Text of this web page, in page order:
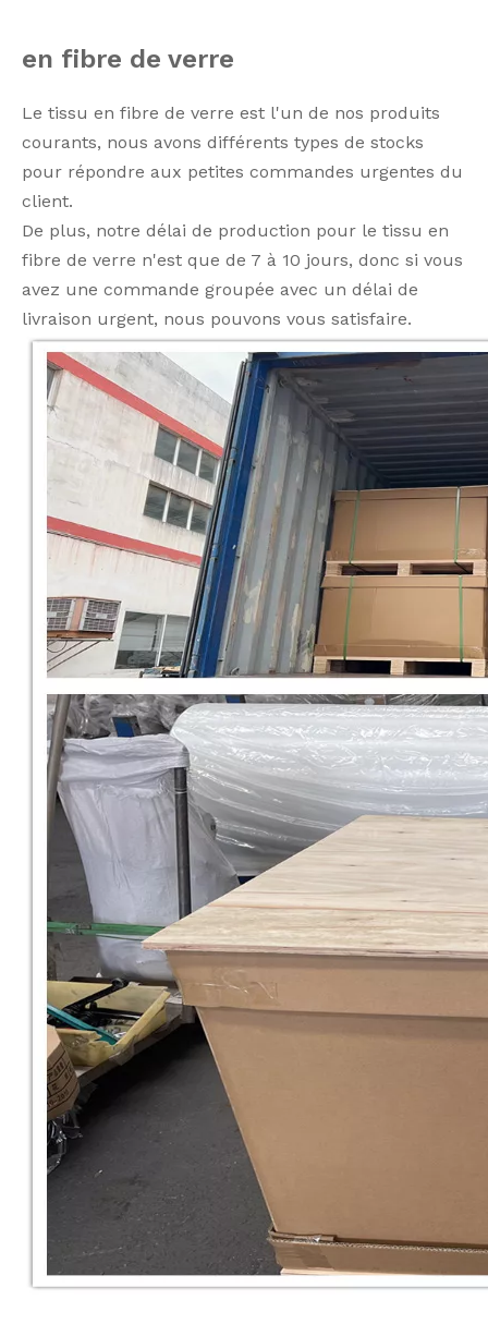
en fibre de verre
Le tissu en fibre de verre est l'un de nos produits
courants, nous avons différents types de stocks
pour répondre aux petites commandes urgentes du
client.
De plus, notre délai de production pour le tissu en
fibre de verre n'est que de 7 à 10 jours, donc si vous
avez une commande groupée avec un délai de
livraison urgent, nous pouvons vous satisfaire.